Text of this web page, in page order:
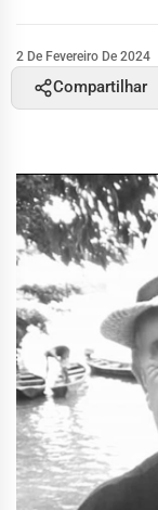
2 De Fevereiro De 2024
Compartilhar